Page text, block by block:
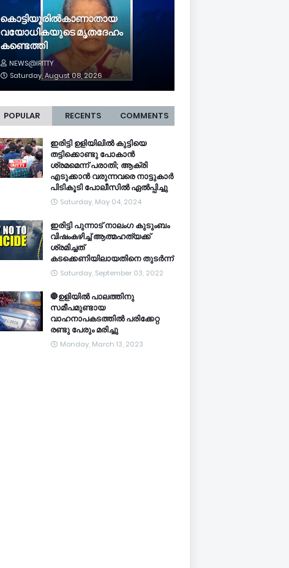
കൊട്ടിയൂരിൽകാണാതായ
വയോധികയുടെ മൃതദേഹം
കണ്ടെത്തി
NEWS@IRITTY
Saturday, August 08, 2026
POPULAR RECENTS COMMENTS
ഇരിട്ടി ഉളിയിലിൽ കുട്ടിയെ
തട്ടിക്കൊണ്ടു പോകാൻ
ശ്രമമെന്ന് പരാതി; ആക്രി
എടുക്കാൻ വരുന്നവരെ നാട്ടുകാർ
പിടികൂടി പോലീസിൽ ഏൽപ്പിച്ചു
Saturday, May 04, 2024
ഇരിട്ടി പുന്നാട് നാലംഗ കുടുംബം
വിഷംകഴിച്ച്‌ ആത്മഹത്യക്ക്
ശ്രമിച്ചത്
കടക്കെണിയിലായതിനെ തുടർന്ന്
Saturday, September 03, 2022
🛑ഉളിയിൽ പാലത്തിനു
സമീപമുണ്ടായ
വാഹനാപകടത്തിൽ പരിക്കേറ്റ
രണ്ടു പേരും മരിച്ചു
Monday, March 13, 2023